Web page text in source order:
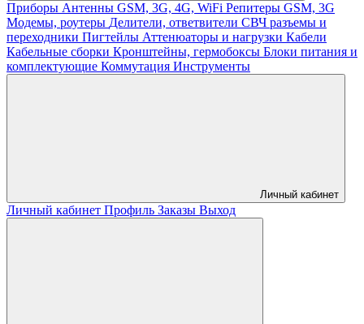
Приборы Антенны GSM, 3G, 4G, WiFi Репитеры GSM, 3G
Модемы, роутеры Делители, ответвители СВЧ разъемы и
переходники Пигтейлы Аттенюаторы и нагрузки Кабели
Кабельные сборки Кронштейны, гермобоксы Блоки питания и
комплектующие Коммутация Инструменты
Личный кабинет
Личный кабинет Профиль Заказы Выход